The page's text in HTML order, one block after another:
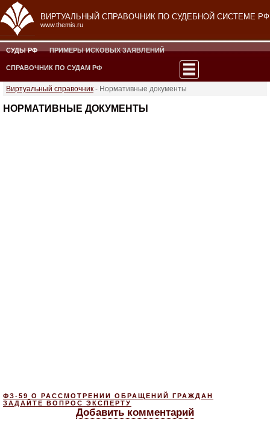
ВИРТУАЛЬНЫЙ СПРАВОЧНИК ПО СУДЕБНОЙ СИСТЕМЕ РФ
www.themis.ru
СУДЫ РФ ПРИМЕРЫ ИСКОВЫХ ЗАЯВЛЕНИЙ
СПРАВОЧНИК ПО СУДАМ РФ
Виртуальный справочник - Нормативные документы
НОРМАТИВНЫЕ ДОКУМЕНТЫ
ФЗ-59 О РАССМОТРЕНИИ ОБРАЩЕНИЙ ГРАЖДАН
ЗАДАЙТЕ ВОПРОС ЭКСПЕРТУ
Добавить комментарий